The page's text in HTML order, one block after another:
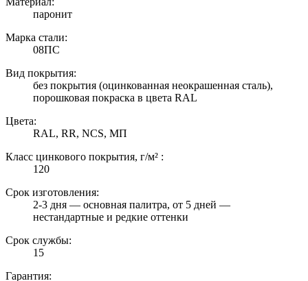
паронит
Марка стали:
08ПС
Вид покрытия:
без покрытия (оцинкованная неокрашенная сталь),
порошковая покраска в цвета RAL
Цвета:
RAL, RR, NCS, МП
Класс цинкового покрытия, г/м² :
120
Срок изготовления:
2-3 дня — основная палитра, от 5 дней —
нестандартные и редкие оттенки
Срок службы:
15
Гарантия: